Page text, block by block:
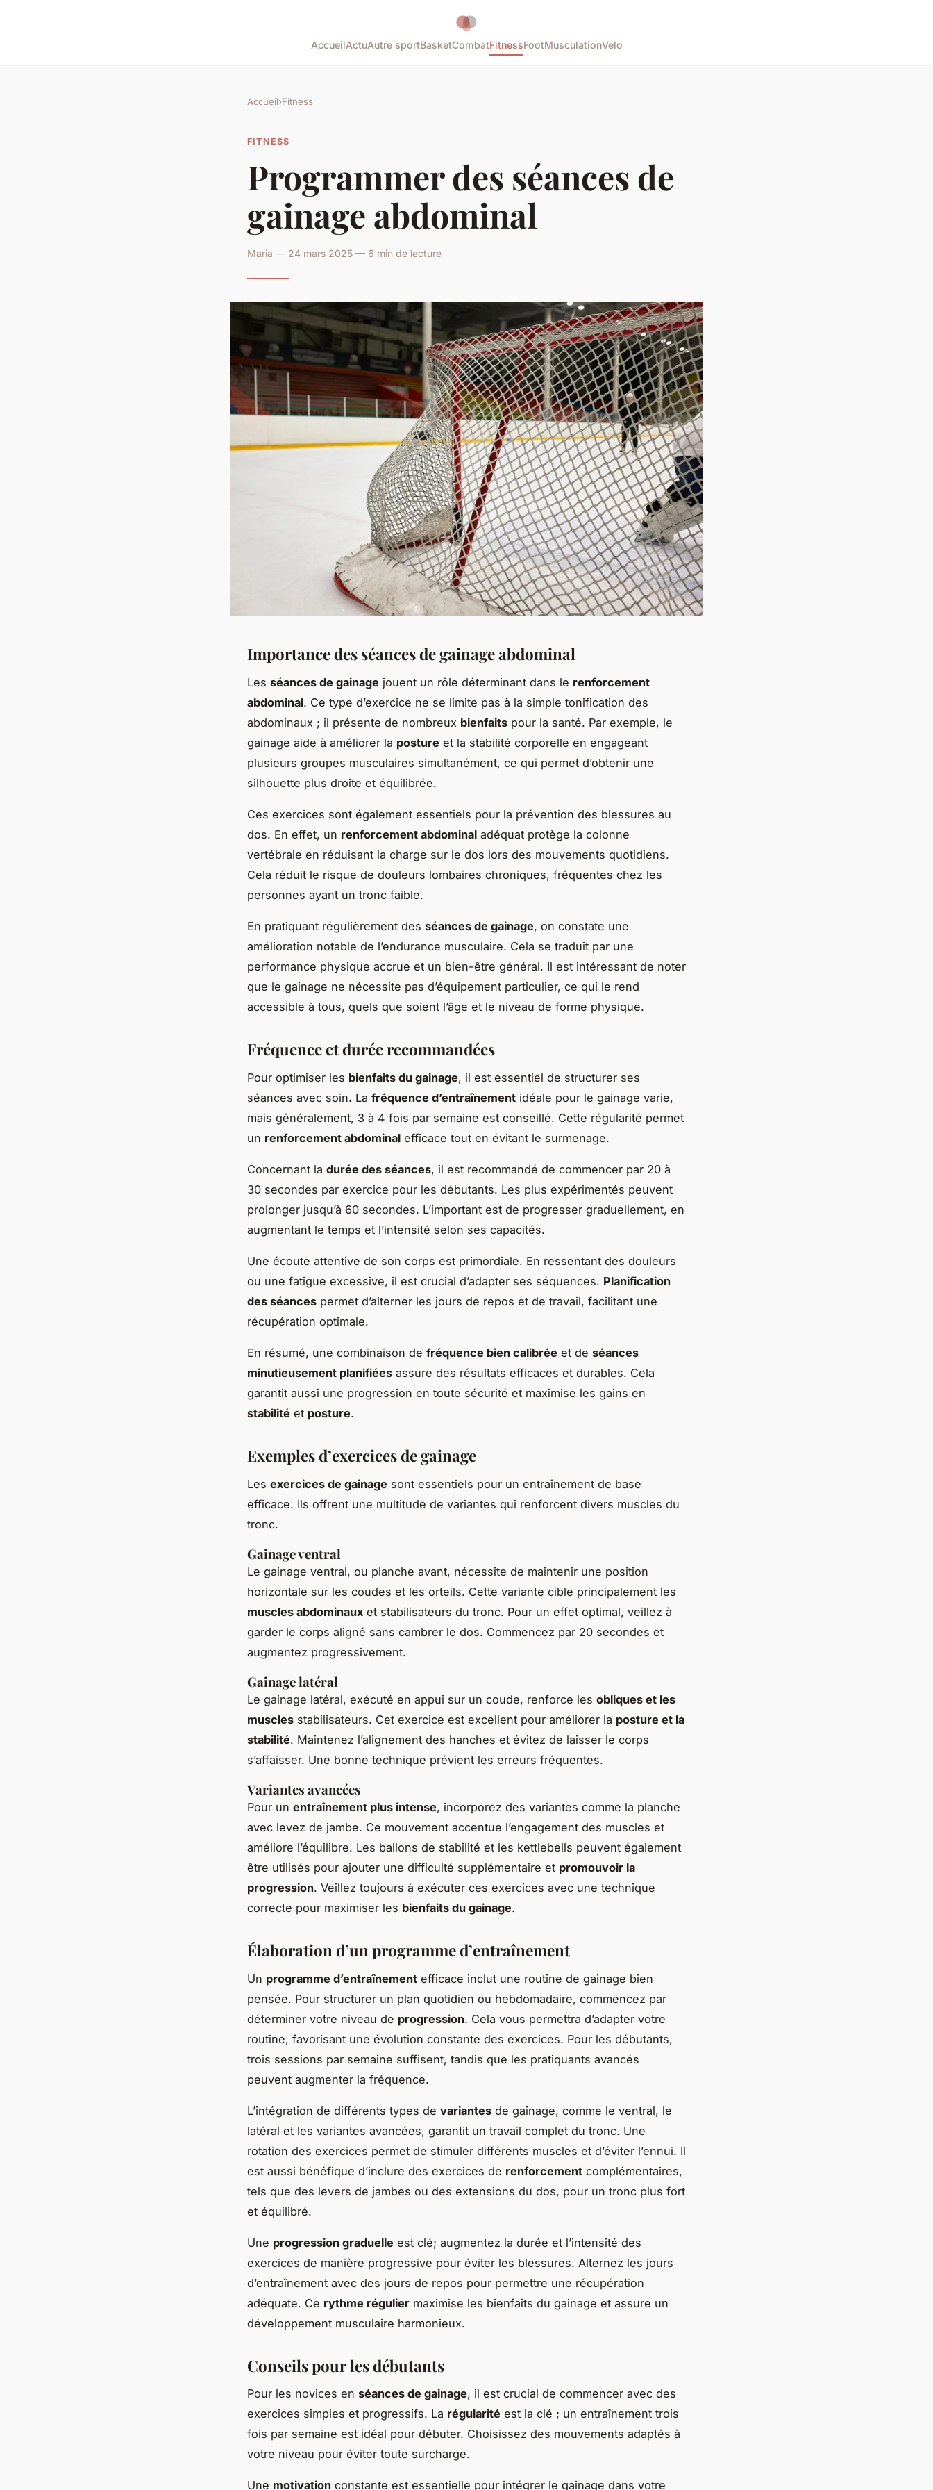
AccueilActuAutre sportBasketCombatFitnessFootMusculationVelo
Accueil›Fitness
FITNESS
Programmer des séances de
gainage abdominal
Maria — 24 mars 2025 — 6 min de lecture
Importance des séances de gainage abdominal
Les séances de gainage jouent un rôle déterminant dans le renforcement
abdominal. Ce type d’exercice ne se limite pas à la simple tonification des
abdominaux ; il présente de nombreux bienfaits pour la santé. Par exemple, le
gainage aide à améliorer la posture et la stabilité corporelle en engageant
plusieurs groupes musculaires simultanément, ce qui permet d’obtenir une
silhouette plus droite et équilibrée.
Ces exercices sont également essentiels pour la prévention des blessures au
dos. En effet, un renforcement abdominal adéquat protège la colonne
vertébrale en réduisant la charge sur le dos lors des mouvements quotidiens.
Cela réduit le risque de douleurs lombaires chroniques, fréquentes chez les
personnes ayant un tronc faible.
En pratiquant régulièrement des séances de gainage, on constate une
amélioration notable de l’endurance musculaire. Cela se traduit par une
performance physique accrue et un bien-être général. Il est intéressant de noter
que le gainage ne nécessite pas d’équipement particulier, ce qui le rend
accessible à tous, quels que soient l’âge et le niveau de forme physique.
Fréquence et durée recommandées
Pour optimiser les bienfaits du gainage, il est essentiel de structurer ses
séances avec soin. La fréquence d’entraînement idéale pour le gainage varie,
mais généralement, 3 à 4 fois par semaine est conseillé. Cette régularité permet
un renforcement abdominal efficace tout en évitant le surmenage.
Concernant la durée des séances, il est recommandé de commencer par 20 à
30 secondes par exercice pour les débutants. Les plus expérimentés peuvent
prolonger jusqu’à 60 secondes. L’important est de progresser graduellement, en
augmentant le temps et l’intensité selon ses capacités.
Une écoute attentive de son corps est primordiale. En ressentant des douleurs
ou une fatigue excessive, il est crucial d’adapter ses séquences. Planification
des séances permet d’alterner les jours de repos et de travail, facilitant une
récupération optimale.
En résumé, une combinaison de fréquence bien calibrée et de séances
minutieusement planifiées assure des résultats efficaces et durables. Cela
garantit aussi une progression en toute sécurité et maximise les gains en
stabilité et posture.
Exemples d’exercices de gainage
Les exercices de gainage sont essentiels pour un entraînement de base
efficace. Ils offrent une multitude de variantes qui renforcent divers muscles du
tronc.
Gainage ventral
Le gainage ventral, ou planche avant, nécessite de maintenir une position
horizontale sur les coudes et les orteils. Cette variante cible principalement les
muscles abdominaux et stabilisateurs du tronc. Pour un effet optimal, veillez à
garder le corps aligné sans cambrer le dos. Commencez par 20 secondes et
augmentez progressivement.
Gainage latéral
Le gainage latéral, exécuté en appui sur un coude, renforce les obliques et les
muscles stabilisateurs. Cet exercice est excellent pour améliorer la posture et la
stabilité. Maintenez l’alignement des hanches et évitez de laisser le corps
s’affaisser. Une bonne technique prévient les erreurs fréquentes.
Variantes avancées
Pour un entraînement plus intense, incorporez des variantes comme la planche
avec levez de jambe. Ce mouvement accentue l’engagement des muscles et
améliore l’équilibre. Les ballons de stabilité et les kettlebells peuvent également
être utilisés pour ajouter une difficulté supplémentaire et promouvoir la
progression. Veillez toujours à exécuter ces exercices avec une technique
correcte pour maximiser les bienfaits du gainage.
Élaboration d’un programme d’entraînement
Un programme d’entraînement efficace inclut une routine de gainage bien
pensée. Pour structurer un plan quotidien ou hebdomadaire, commencez par
déterminer votre niveau de progression. Cela vous permettra d’adapter votre
routine, favorisant une évolution constante des exercices. Pour les débutants,
trois sessions par semaine suffisent, tandis que les pratiquants avancés
peuvent augmenter la fréquence.
L’intégration de différents types de variantes de gainage, comme le ventral, le
latéral et les variantes avancées, garantit un travail complet du tronc. Une
rotation des exercices permet de stimuler différents muscles et d’éviter l’ennui. Il
est aussi bénéfique d’inclure des exercices de renforcement complémentaires,
tels que des levers de jambes ou des extensions du dos, pour un tronc plus fort
et équilibré.
Une progression graduelle est clé; augmentez la durée et l’intensité des
exercices de manière progressive pour éviter les blessures. Alternez les jours
d’entraînement avec des jours de repos pour permettre une récupération
adéquate. Ce rythme régulier maximise les bienfaits du gainage et assure un
développement musculaire harmonieux.
Conseils pour les débutants
Pour les novices en séances de gainage, il est crucial de commencer avec des
exercices simples et progressifs. La régularité est la clé ; un entraînement trois
fois par semaine est idéal pour débuter. Choisissez des mouvements adaptés à
votre niveau pour éviter toute surcharge.
Une motivation constante est essentielle pour intégrer le gainage dans votre